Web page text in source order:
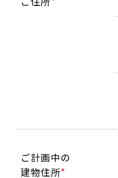
ご計画中の
建物住所*